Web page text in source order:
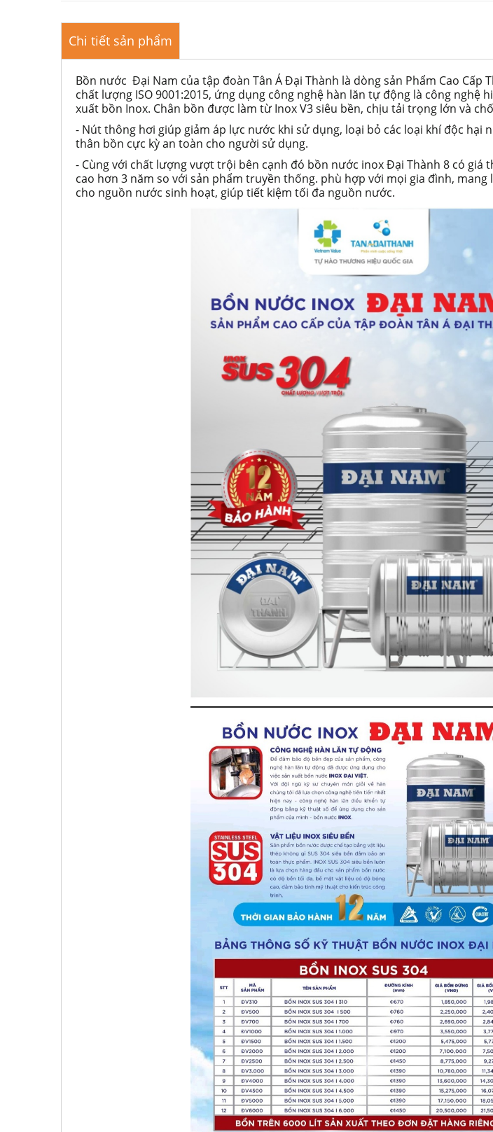
Chi tiết sản phẩm
Bồn nước Đại Nam của tập đoàn Tân Á Đại Thành là dòng sản Phẩm Cao Cấp
chất lượng ISO 9001:2015, ứng dụng công nghệ hàn lăn tự động là công nghệ
xuất bồn Inox. Chân bồn được làm từ Inox V3 siêu bền, chịu tải trọng lớn và
- Nút thông hơi giúp giảm áp lực nước khi sử dụng, loại bỏ các loại khí độc hại
thân bồn cực kỳ an toàn cho người sử dụng.
- Cùng với chất lượng vượt trội bên cạnh đó bồn nước inox Đại Thành 8 có giá
cao hơn 3 năm so với sản phẩm truyền thống. phù hợp với mọi gia đình, mang
cho nguồn nước sinh hoạt, giúp tiết kiệm tối đa nguồn nước.